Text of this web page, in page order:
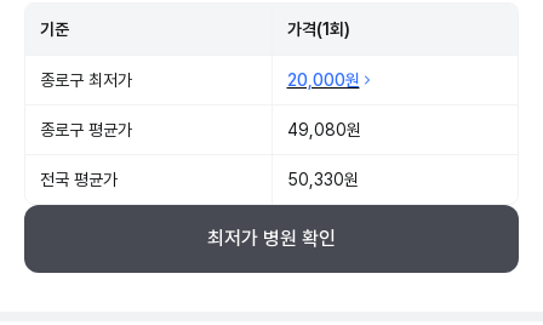
기준 가격(1회)
종로구 최저가 20,000원
종로구 평균가 49,080원
전국 평균가 50,330원
최저가 병원 확인